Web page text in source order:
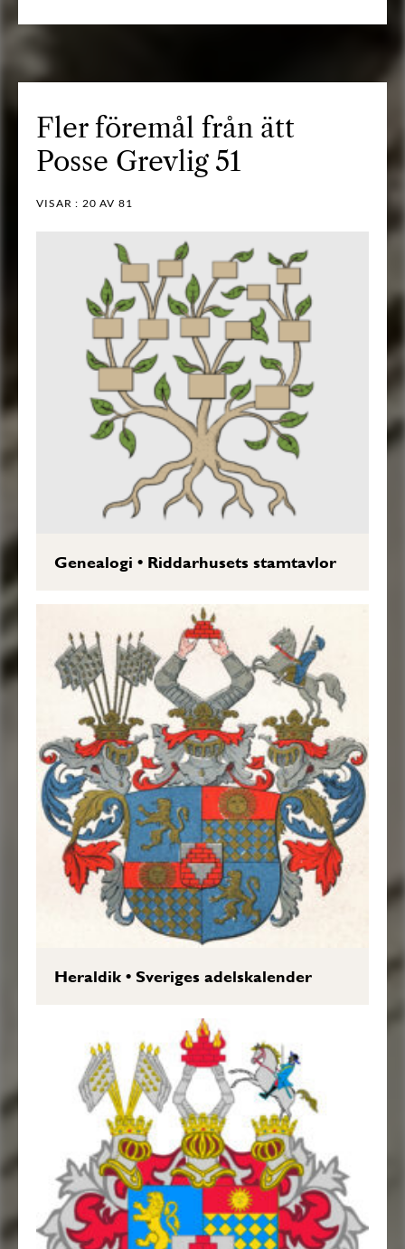
Fler föremål från ätt
Posse Grevlig 51
VISAR : 20 AV 81
Genealogi • Riddarhusets stamtavlor
Heraldik•Sveriges adelskalender